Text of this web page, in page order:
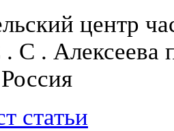
центр
С . Алексеева
статьи